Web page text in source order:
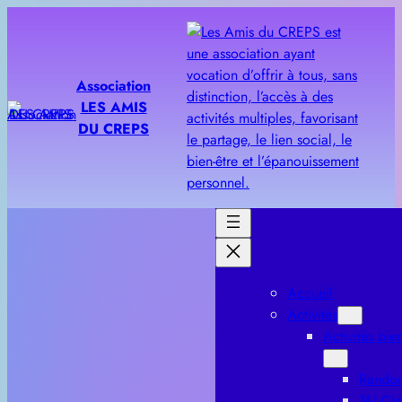
Association
LES AMIS
DU CREPS
Accueil
Activités
Activités